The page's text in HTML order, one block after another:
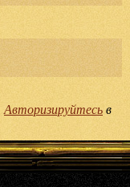
Авторизируйтесь в